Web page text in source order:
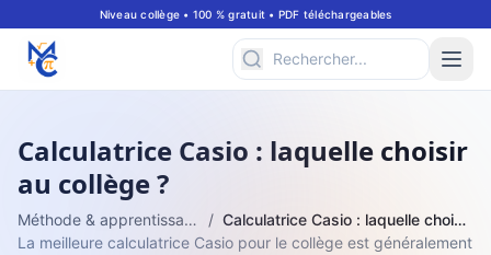
Niveau collège • 100 % gratuit • PDF téléchargeables
Calculatrice Casio : laquelle choisir
au collège ?
Méthode & apprentissage /
Calculatrice Casio : laquelle choisir au collège ?
La meilleure calculatrice Casio pour le collège est généralement